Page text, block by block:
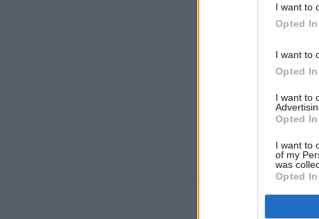
I want to
Opted In
I want to
Opted In
I want to
Opted In
I want to
of my
was
Opted In